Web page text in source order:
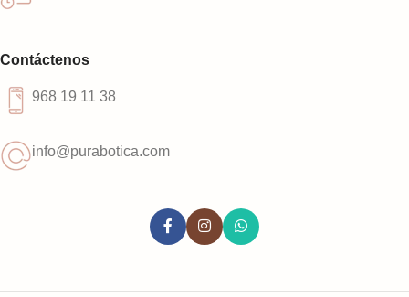
Contáctenos
968 19 11 38
info@purabotica.com